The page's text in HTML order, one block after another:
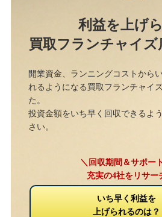
利益を上げ
買取フランチャイズ
開業資金、ランニングコストから
れるようになる買取フランチャイ
た。
投資金額をいち早く回収できるよ
さい。
＼回収期間＆サポー
充実の4社をリサー
いち早く利益を
上げられるのは？